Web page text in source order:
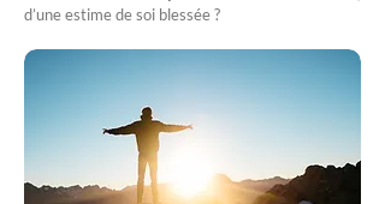
d’une estime de soi blessée ?​​